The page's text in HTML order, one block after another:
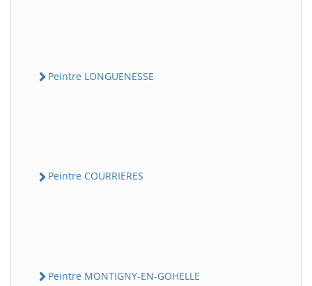
Peintre LONGUENESSE
Peintre COURRIERES
Peintre MONTIGNY-EN-GOHELLE